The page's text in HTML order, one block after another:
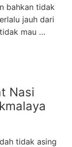
bahkan tidak
jauh dari
mau …
Nasi
tidak asing